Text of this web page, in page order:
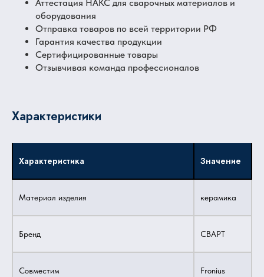
Аттестация НАКС для сварочных материалов и
оборудования
Отправка товаров по всей территории РФ
Гарантия качества продукции
Сертифицированные товары
Отзывчивая команда профессионалов
Характеристики
Характеристика Значение
Материал изделия керамика
Бренд СВАРТ
Совместим Fronius